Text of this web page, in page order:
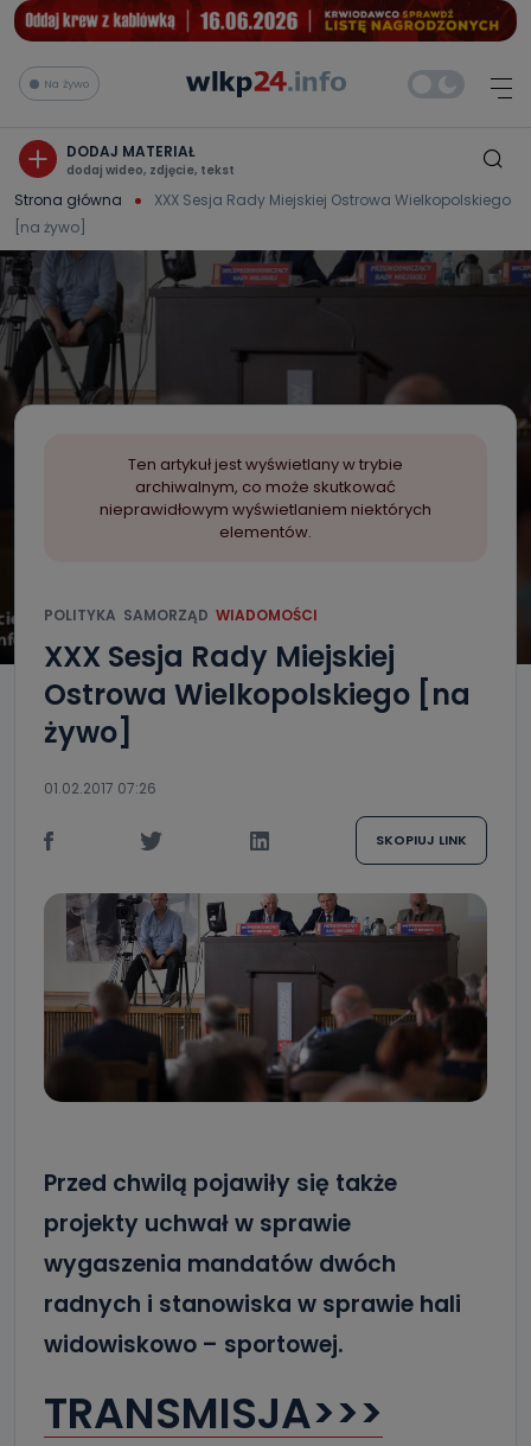
Na żywo
DODAJ MATERIAŁ
dodaj wideo, zdjęcie, tekst
Strona główna
XXX Sesja Rady Miejskiej Ostrowa Wielkopolskiego
[na żywo]
Ten artykuł jest wyświetlany w trybie
archiwalnym, co może skutkować
nieprawidłowym wyświetlaniem niektórych
elementów.
POLITYKA SAMORZĄD WIADOMOŚCI
XXX Sesja Rady Miejskiej
Ostrowa Wielkopolskiego [na
żywo]
01.02.2017 07:26
SKOPIUJ LINK
Przed chwilą pojawiły się także
projekty uchwał w sprawie
wygaszenia mandatów dwóch
radnych i stanowiska w sprawie hali
widowiskowo – sportowej.
TRANSMISJA>>>